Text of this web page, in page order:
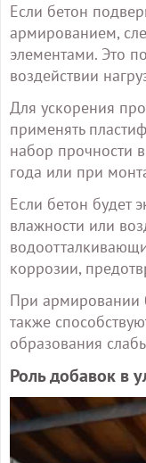
Если бетон
армированием,
элементами. Это
воздействии
Для ускорения
применять
набор прочности
года или при
Если бетон будет
влажности или
коррозии,
При армировании
также
образования
Роль добавок в